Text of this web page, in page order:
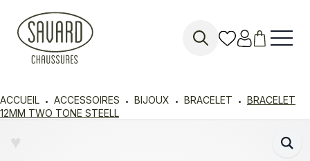
ACCUEIL ACCESSOIRES BIJOUX BRACELET
BRACELET
12MM TWO TONE STEELL